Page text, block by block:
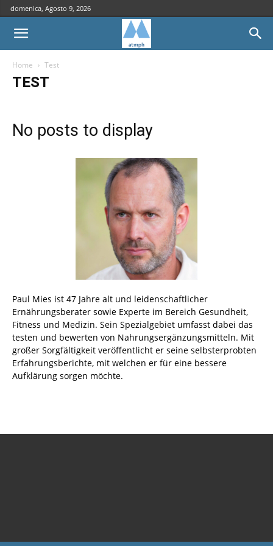
domenica, Agosto 9, 2026
Home Test
TEST
No posts to display
Paul Mies ist 47 Jahre alt und leidenschaftlicher
Ernährungsberater sowie Experte im Bereich Gesundheit,
Fitness und Medizin. Sein Spezialgebiet umfasst dabei das
testen und bewerten von Nahrungsergänzungsmitteln. Mit
großer Sorgfältigkeit veröffentlicht er seine selbsterprobten
Erfahrungsberichte, mit welchen er für eine bessere
Aufklärung sorgen möchte.